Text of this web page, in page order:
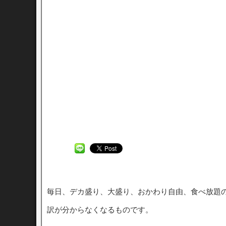
毎日、デカ盛り、大盛り、おかわり自由、食べ放題
訳が分からなくなるものです。